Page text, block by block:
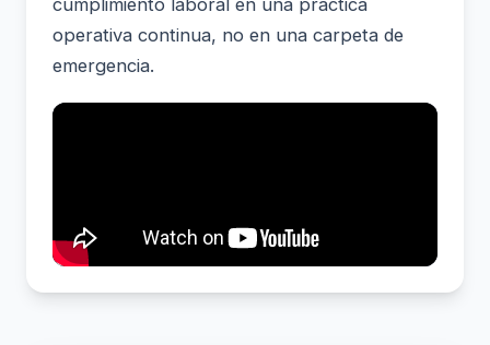
cumplimiento laboral en una práctica
operativa continua, no en una carpeta de
emergencia.